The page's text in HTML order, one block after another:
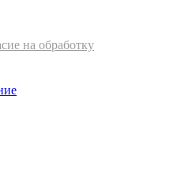
на обработку